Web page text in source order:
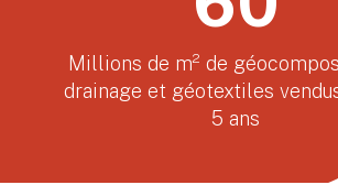
Entités dans le monde